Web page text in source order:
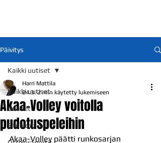
Päivitys
Kaikki uutiset
Uutiset
Ennakot
Kaikki uutiset
Akaa-Volley voitolla
pudotuspeleihin
Harri Mattila
24.3. 2 min käytetty lukemiseen
Akaa-Volley päätti runkosarjan